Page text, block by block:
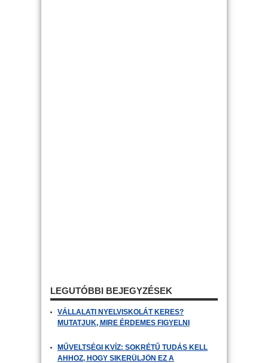
LEGUTÓBBI BEJEGYZÉSEK
VÁLLALATI NYELVISKOLÁT KERES?
MUTATJUK, MIRE ÉRDEMES FIGYELNI
MŰVELTSÉGI KVÍZ: SOKRÉTŰ TUDÁS KELL
AHHOZ, HOGY SIKERÜLJÖN EZ A